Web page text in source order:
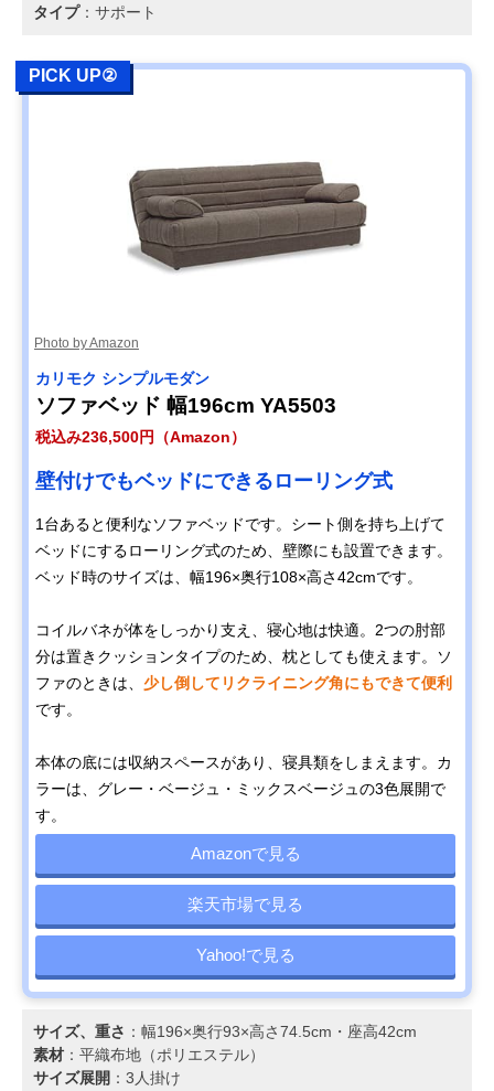
ソファ 幅204cm
高いモデル
38.5cm、49kg
タイプ：サポート
PICK UP②
Photo by Amazon
カリモク シンプルモダン
ソファベッド 幅196cm YA5503
税込み236,500円（Amazon）
壁付けでもベッドにできるローリング式
1台あると便利なソファベッドです。シート側を持ち上げて
ベッドにするローリング式のため、壁際にも設置できます。
ベッド時のサイズは、幅196×奥行108×高さ42cmです。
コイルバネが体をしっかり支え、寝心地は快適。2つの肘部
分は置きクッションタイプのため、枕としても使えます。ソ
ファのときは、 少し倒してリクライニング角にもできて便利
です。
本体の底には収納スペースがあり、寝具類をしまえます。カ
ラーは、グレー・ベージュ・ミックスベージュの3色展開で
す。
Amazonで見る
楽天市場で見る
Yahoo!で見る
サイズ、重さ ：幅196×奥行93×高さ74.5cm・座高42cm
素材 ：平織布地（ポリエステル）
サイズ展開 ：3人掛け